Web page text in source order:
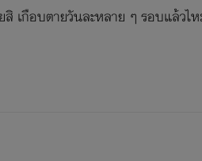
เกือบตายวันละหลาย ๆ รอบแล้วไ